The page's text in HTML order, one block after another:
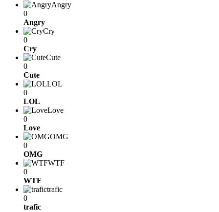
Angry
0
Angry
Cry
0
Cry
Cute
0
Cute
LOL
0
LOL
Love
0
Love
OMG
0
OMG
WTF
0
WTF
trafic
0
trafic